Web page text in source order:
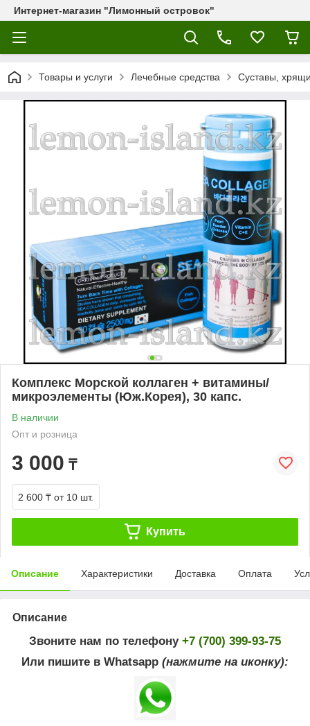
Интернет-магазин "Лимонный островок"
Товары и услуги Лечебные средства Суставы,
Комплекс Морской коллаген + витамины/
микроэлементы (Юж.Корея), 30 капс.
В наличии
Опт и розница
3 000 ₸
2 600 ₸ от 10 шт.
Купить
Описание Характеристики Доставка Оплата
Описание
Звоните нам по телефону +7 (700) 399-93-75
Или пишите в Whatsapp (нажмите на иконку):